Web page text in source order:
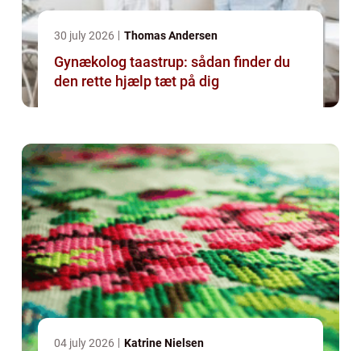
30 july 2026 Thomas Andersen
Gynækolog taastrup: sådan finder du
den rette hjælp tæt på dig
04 july 2026 Katrine Nielsen